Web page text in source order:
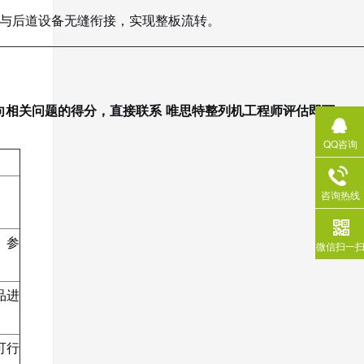
后道设备无缝衔接，实现整板流转。
相关问题的得分，直接联系 唯思特整列机工程师评估即可。
参
进
行
QQ咨询
咨询热线
微信扫一扫